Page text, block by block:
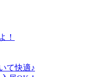
！
て快適♪